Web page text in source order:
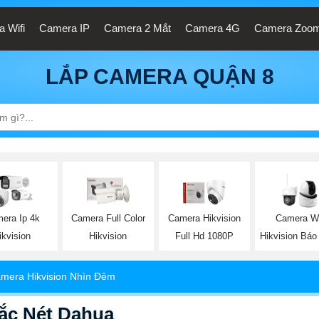
Wifi Camera IP Camera 2 Mắt Camera 4G Camera
LẮP CAMERA QUẬN 8
Ip 4k
Camera Full Color
Hikvision
Camera Hikvision
Full Hd 1080P
Camera
Hikvision
Hikvision Nhìn Đêm
Nét Dahua